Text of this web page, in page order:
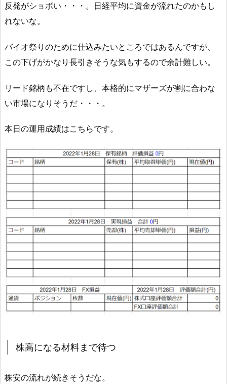
反発がショボい・・・。日経平均に資金が流れたのかもし
れないな。
バイオ祭りのために仕込みたいところではあるんですが、
この下げがかなり長引きそうな気もするので余計難しい。
リード銘柄も不在ですし、本格的にマザーズが割に合わな
い市場になりそうだ・・・。
本日の運用成績はこちらです。
株高になる材料まで待つ
株安の流れが続きそうだな。